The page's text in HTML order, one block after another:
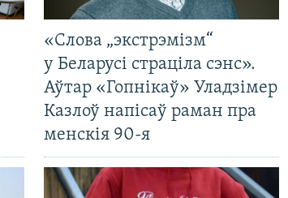
«Слова „экстрэмізм“
у Беларусі страціла сэнс».
Аўтар «Гопнікаў» Уладзімер
Казлоў напісаў раман пра
менскія 90-я